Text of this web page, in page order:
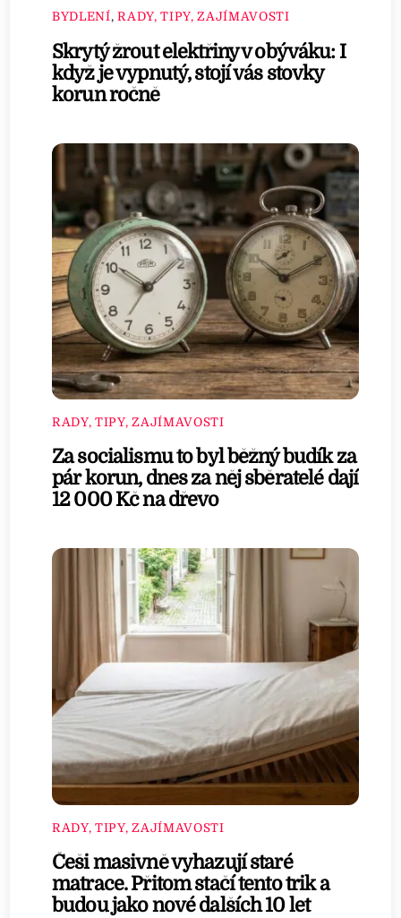
BYDLENÍ,RADY, TIPY, ZAJÍMAVOSTI
Skrytý žrout elektřiny v obýváku: I
když je vypnutý, stojí vás stovky
korun ročně
RADY, TIPY, ZAJÍMAVOSTI
Za socialismu to byl běžný budík za
pár korun, dnes za něj sběratelé dají
12 000 Kč na dřevo
RADY, TIPY, ZAJÍMAVOSTI
Češi masivně vyhazují staré
matrace. Přitom stačí tento trik a
budou jako nové dalších 10 let